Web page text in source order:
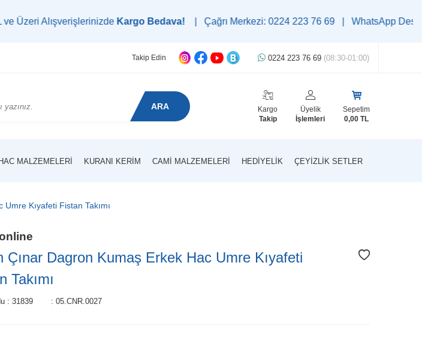
AlışverişlerinizdeKargo Bedava! | Çağrı Merkezi: 0224 223 76 69 | WhatsApp Destek Hattı:
Takip Edin 0224 223 76 69 (08:30-01:00)
ARA
Kargo
Takip
Üyelik
İşlemleri
Sepetim
0,00 TL
MALZEMELERI KURANI KERIM CAMI MALZEMELERI HEDIYELIK ÇEYIZLIK SETLER
Kıyafeti Fistan Takımı
Çınar Dagron Kumaş Erkek Hac Umre Kıyafeti
Takımı
: 31839 : 05.CNR.0027